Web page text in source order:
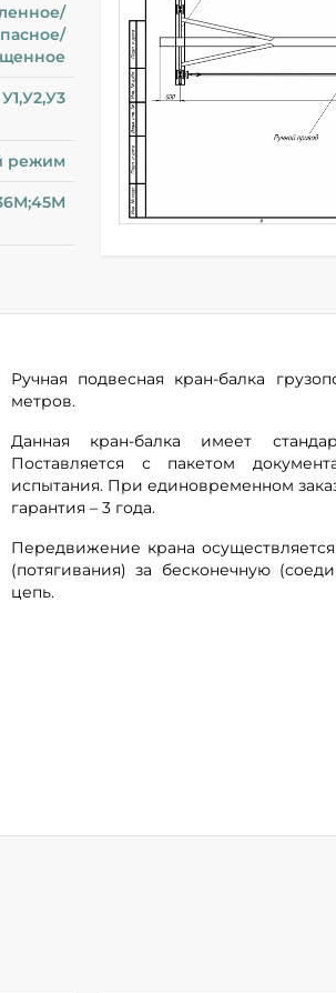
У1,У2,У3
режим
Ручная подвесная кран-балка
метров.
Данная кран-балка имеет
Поставляется с пакетом
испытания. При единовременном
гарантия – 3 года.
Передвижение крана
(потягивания) за бесконечную
цепь.